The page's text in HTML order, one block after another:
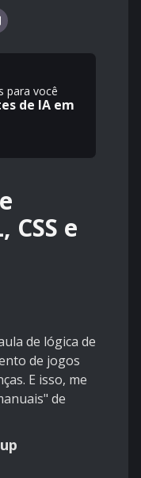
para você
de IA em
CSS e
de lógica de
de jogos
E isso, me
de